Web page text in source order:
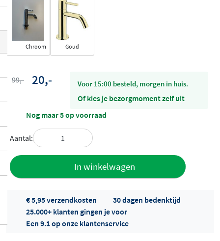
Chroom Goud
99,- 20,- voor 15:00 besteld, morgen in huis.
Of kies je bezorgmoment zelf uit
Nog maar 5 op voorraad
Aantal:
In winkelwagen
€ 5,95 verzendkosten
30 dagen bedenktijd
25.000+ klanten gingen je voor
Een 9.1 op onze klantenservice